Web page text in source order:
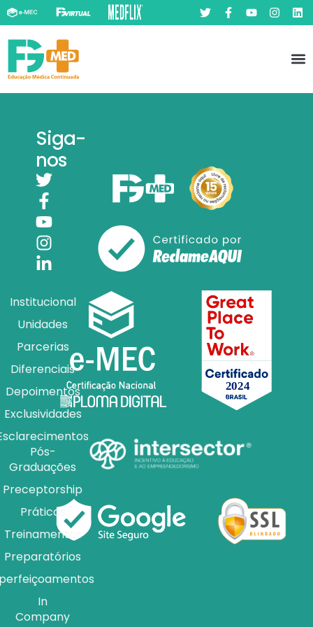
Siga-
nos
Institucional
Unidades
Parcerias
Diferenciais
Depoimentos
Exclusividades
Pós-
Graduações
Preceptorship
Práticas
Treinamentos
Preparatórios
In
Company